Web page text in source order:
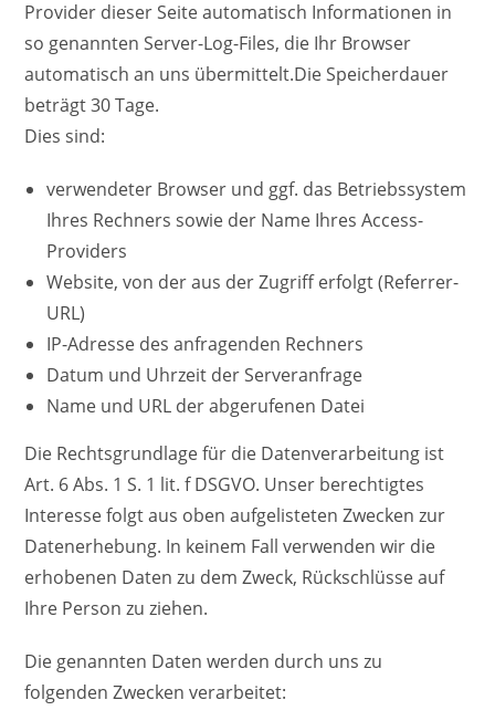
Provider dieser Seite automatisch Informationen in
so genannten Server-Log-Files, die Ihr Browser
automatisch an uns übermittelt.Die Speicherdauer
beträgt 30 Tage.
Dies sind:
verwendeter Browser und ggf. das Betriebssystem
Ihres Rechners sowie der Name Ihres Access-
Providers
Website, von der aus der Zugriff erfolgt (Referrer-
URL)
IP-Adresse des anfragenden Rechners
Datum und Uhrzeit der Serveranfrage
Name und URL der abgerufenen Datei
Die Rechtsgrundlage für die Datenverarbeitung ist
Art. 6 Abs. 1 S. 1 lit. f DSGVO. Unser berechtigtes
Interesse folgt aus oben aufgelisteten Zwecken zur
Datenerhebung. In keinem Fall verwenden wir die
erhobenen Daten zu dem Zweck, Rückschlüsse auf
Ihre Person zu ziehen.
Die genannten Daten werden durch uns zu
folgenden Zwecken verarbeitet: